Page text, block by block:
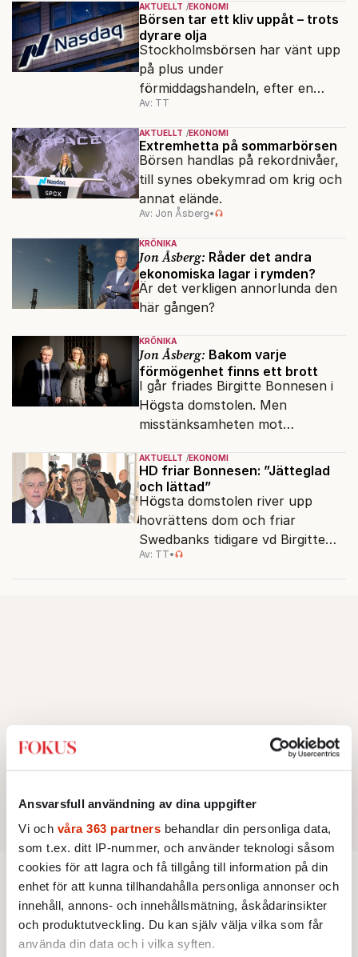
Ansvarsfull användning av dina uppgifter
Vi och våra 363 partners behandlar din personliga data,
som t.ex. ditt IP-nummer, och använder teknologi såsom
cookies för att lagra och få tillgång till information på din
enhet för att kunna tillhandahålla personliga annonser och
innehåll, annons- och innehållsmätning, åskådarinsikter
och produktutveckling. Du kan själv välja vilka som får
använda din data och i vilka syften.
AKTUELLT EKONOMI
Börsen tar ett kliv uppåt – trots
dyrare olja
Stockholmsbörsen har vänt upp
på plus under
förmiddagshandeln, efter en
inledning nedåt – trots ett högre
oljepris och AI-oro.
Av: TT
AKTUELLT EKONOMI
Extremhetta på sommarbörsen
Börsen handlas på rekordnivåer,
till synes obekymrad om krig och
annat elände.
Av: Jon Åsberg•
KRÖNIKA
Jon Åsberg: Råder det andra
ekonomiska lagar i rymden?
Är det verkligen annorlunda den
här gången?
KRÖNIKA
Jon Åsberg: Bakom varje
förmögenhet finns ett brott
I går friades Birgitte Bonnesen i
Högsta domstolen. Men
misstänksamheten mot
AKTUELLT EKONOMI
HD friar Bonnesen: ”Jätteglad
och lättad”
Högsta domstolen river upp
hovrättens dom och friar
Swedbanks tidigare vd Birgitte
Bonnesen från alla
Av: TT•
AKTUELLT POLITIK
Bryssels stora klimatdilemma